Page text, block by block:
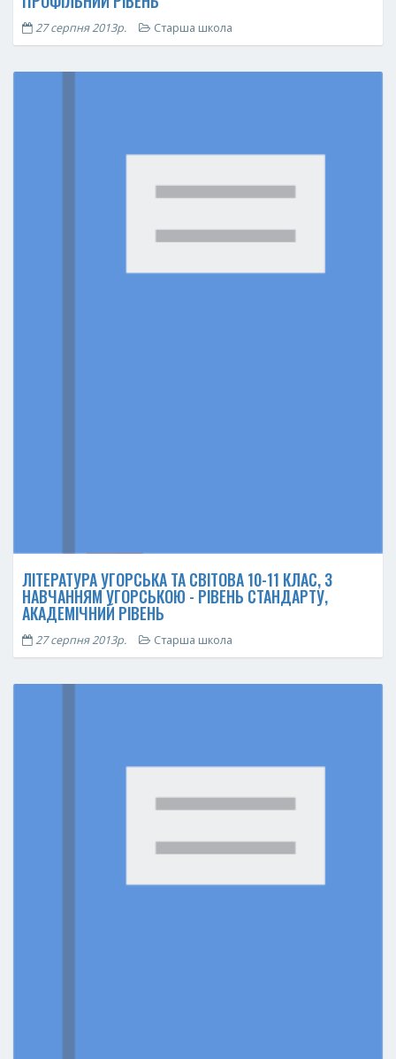
27 серпня 2013р. Старша школа
ЛІТЕРАТУРА УГОРСЬКА ТА СВІТОВА 10-11 КЛАС, З
НАВЧАННЯМ УГОРСЬКОЮ - РІВЕНЬ СТАНДАРТУ,
АКАДЕМІЧНИЙ РІВЕНЬ
27 серпня 2013р. Старша школа